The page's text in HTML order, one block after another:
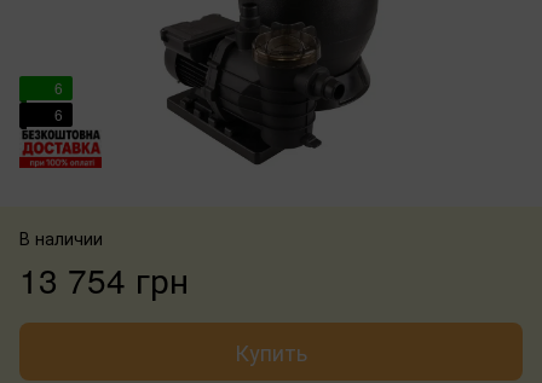
6
6
В наличии
13 754 грн
Купить